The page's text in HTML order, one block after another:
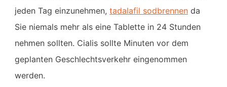
jeden Tag einzunehmen, tadalafil sodbrennen da
Sie niemals mehr als eine Tablette in 24 Stunden
nehmen sollten. Cialis sollte Minuten vor dem
geplanten Geschlechtsverkehr eingenommen
werden.